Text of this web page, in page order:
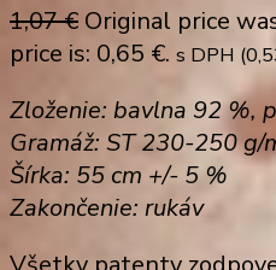
1,07€ Original price
price is: 0,65 €. s DPH (
Zloženie: bavlna 92 %,
Gramáž: ST 230-250
Šírka: 55 cm +/- 5 %
Zakončenie: rukáv